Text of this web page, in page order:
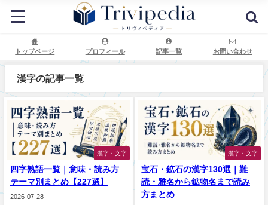
トップページ プロフィール 記事一覧 お問い合わせ
漢字の記事一覧
漢字・文字
四字熟語一覧｜意味・読み方
テーマ別まとめ【227選】
2026-07-28
漢字・文字
宝石・鉱石の漢字130選｜難
読・雅名から鉱物名まで読み
方まとめ